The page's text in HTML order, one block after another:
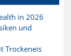
in 2026
und
Trockeneis